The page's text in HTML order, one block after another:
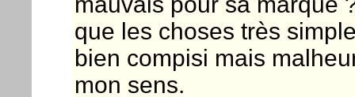
que les choses très
bien compisi mais
mon sens.